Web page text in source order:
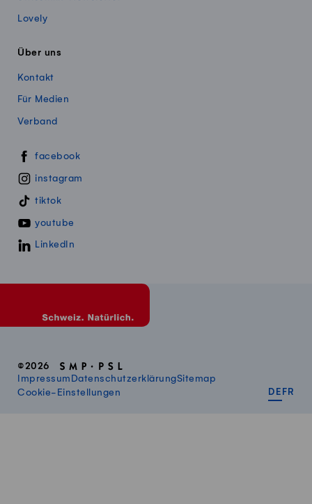
Lovely
Über uns
Kontakt
Für Medien
Verband
Swissmillk auf Social Media
facebook
instagram
tiktok
youtube
LinkedIn
©2026
Impressum DatenschutzerklärungSitemap
Cookie-Einstellungen
DE FR